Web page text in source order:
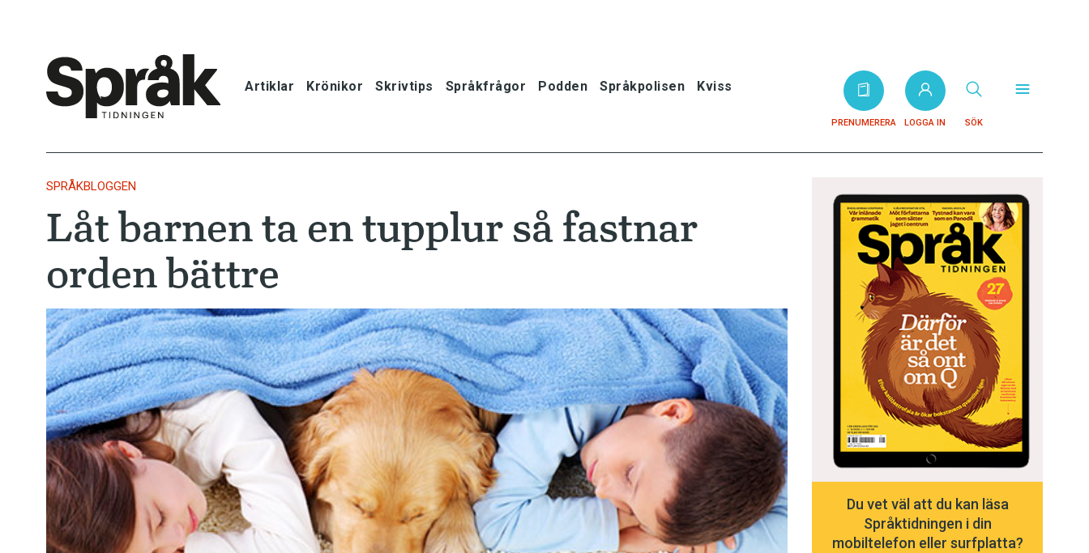
Artiklar Krönikor Skrivtips Språkfrågor Podden Språkpolisen Kviss
PRENUMERERA LOGGA IN SÖK
Krönikor
Språkfrågor
Skrivtips
Bokrecensioner
Kviss
Podden
Anmäl till språkpolisen
Föreslå nyord
SPRÅKBLOGGEN
Låt barnen ta en tupplur så fastnar
orden bättre
Du vet väl att du kan läsa
Språktidningen i din
mobiltelefon eller surfplatta?